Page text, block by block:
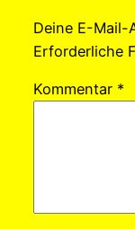
Deine E-
Erforderliche
Kommentar *